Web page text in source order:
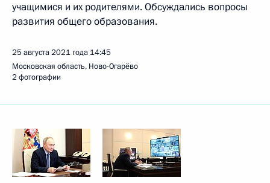
учащимися и их родителями. Обсуждались вопросы
развития общего образования.
25 августа 2021 года 14:45
Московская область, Ново-Огарёво
2 фотографии